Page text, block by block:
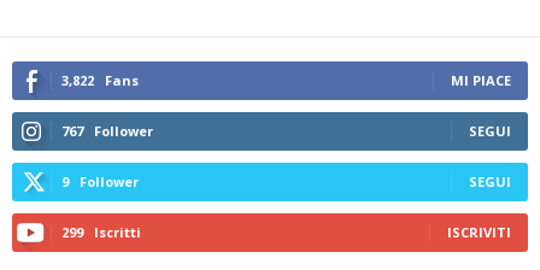
3,822 Fans MI PIACE
767 Follower SEGUI
9 Follower SEGUI
299 Iscritti ISCRIVITI